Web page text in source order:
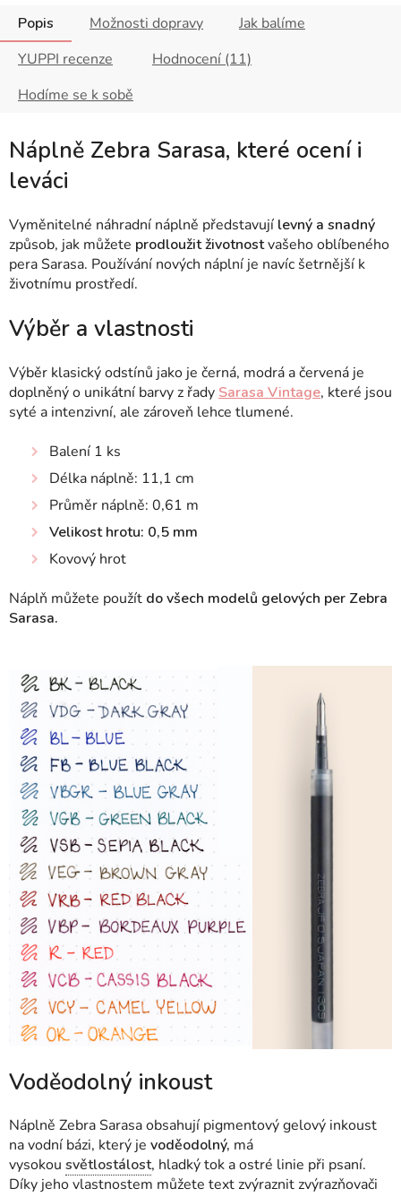
Popis Možnosti dopravy
Jak balíme
YUPPI recenze
Hodnocení (11)
Hodíme se k sobě
Náplně Zebra Sarasa, které ocení i
leváci
Vyměnitelné náhradní náplně představují levný a snadný
způsob, jak můžete prodloužit životnostvašeho oblíbeného
pera Sarasa. Používání nových náplní je navíc šetrnější k
životnímu prostředí.
Výběr a vlastnosti
Výběr klasický odstínů jako je černá, modrá a červená je
doplněný o unikátní barvy z řady Sarasa Vintage, které jsou
syté a intenzivní, ale zároveň lehce tlumené.
Balení 1 ks
Délka náplně: 11,1 cm
Průměr náplně: 0,61 m
Velikost hrotu: 0,5 mm
Kovový hrot
Náplň můžete použít do všech modelů gelových per Zebra
Sarasa.
Voděodolný inkoust
Náplně Zebra Sarasa obsahují pigmentový gelový inkoust
na vodní bázi, který je voděodolný, má
vysokou světlostálost, hladký tok a ostré linie při psaní.
Díky jeho vlastnostem můžete text zvýraznit zvýrazňovači